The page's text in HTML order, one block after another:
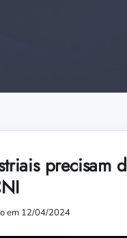
precisam
em 12/04/2024